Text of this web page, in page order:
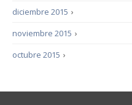
›
diciembre 2015
›
noviembre 2015
›
octubre 2015